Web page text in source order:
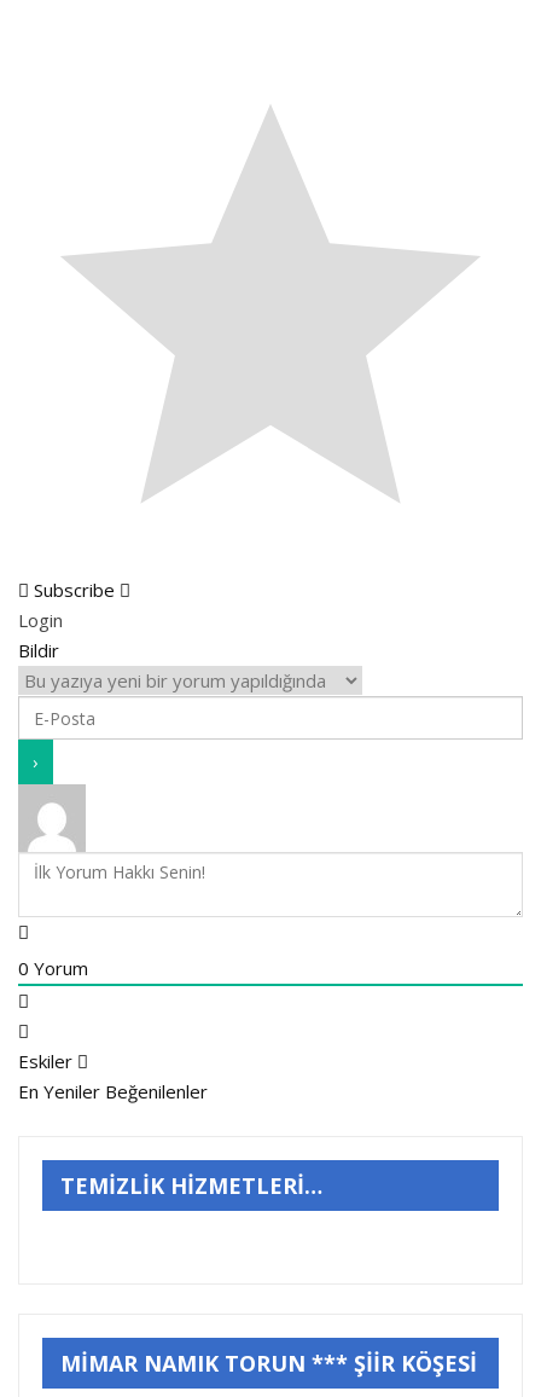
Subscribe
Login
Bildir
0 Yorum
Eskiler
En Yeniler Beğenilenler
TEMİZLİK HİZMETLERİ…
MİMAR NAMIK TORUN *** ŞİİR KÖŞESİ